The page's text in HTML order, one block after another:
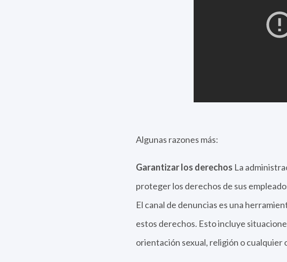
Algunas razones más:
Garantizar los derechos La
proteger los derechos de sus
El canal de denuncias es una
estos derechos. Esto incluye
orientación sexual, religión o cualquier